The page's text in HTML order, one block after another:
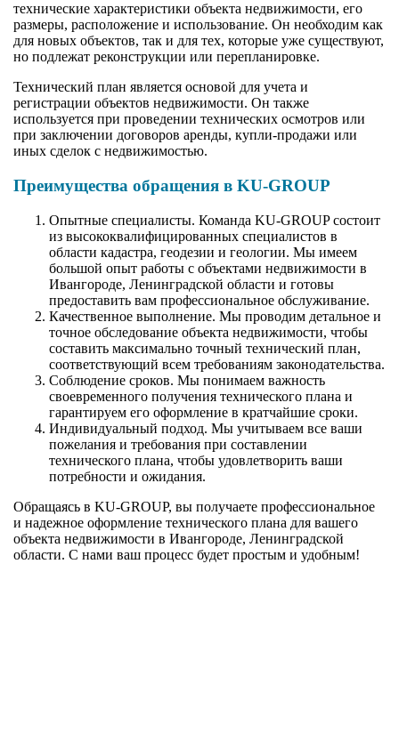
технические характеристики объекта недвижимости, его
размеры, расположение и использование. Он необходим как
для новых объектов, так и для тех, которые уже существуют,
но подлежат реконструкции или перепланировке.
Технический план является основой для учета и
регистрации объектов недвижимости. Он также
используется при проведении технических осмотров или
при заключении договоров аренды, купли-продажи или
иных сделок с недвижимостью.
Преимущества обращения в KU-GROUP
Опытные специалисты. Команда KU-GROUP состоит
из высококвалифицированных специалистов в
области кадастра, геодезии и геологии. Мы имеем
большой опыт работы с объектами недвижимости в
Ивангороде, Ленинградской области и готовы
предоставить вам профессиональное обслуживание.
Качественное выполнение. Мы проводим детальное и
точное обследование объекта недвижимости, чтобы
составить максимально точный технический план,
соответствующий всем требованиям законодательства.
Соблюдение сроков. Мы понимаем важность
своевременного получения технического плана и
гарантируем его оформление в кратчайшие сроки.
Индивидуальный подход. Мы учитываем все ваши
пожелания и требования при составлении
технического плана, чтобы удовлетворить ваши
потребности и ожидания.
Обращаясь в KU-GROUP, вы получаете профессиональное
и надежное оформление технического плана для вашего
объекта недвижимости в Ивангороде, Ленинградской
области. С нами ваш процесс будет простым и удобным!